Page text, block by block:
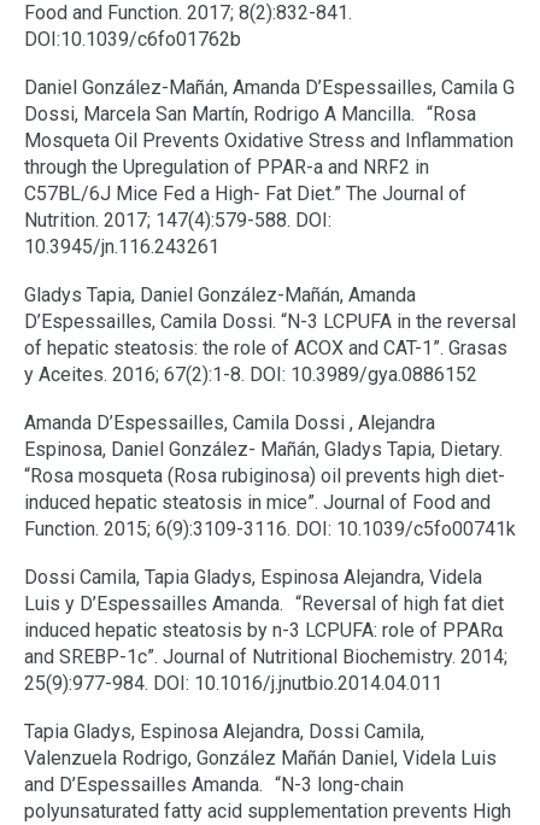
Food and Function. 2017; 8(2):832-841.
DOI:10.1039/c6fo01762b
Daniel González-Mañán, Amanda D’Espessailles, Camila G
Dossi, Marcela San Martín, Rodrigo A Mancilla. “Rosa
Mosqueta Oil Prevents Oxidative Stress and Inflammation
through the Upregulation of PPAR-a and NRF2 in
C57BL/6J Mice Fed a High- Fat Diet.” The Journal of
Nutrition. 2017; 147(4):579-588. DOI:
10.3945/jn.116.243261
Gladys Tapia, Daniel González-Mañán, Amanda
D’Espessailles, Camila Dossi. “N-3 LCPUFA in the reversal
of hepatic steatosis: the role of ACOX and CAT-1”. Grasas
y Aceites. 2016; 67(2):1-8. DOI: 10.3989/gya.0886152
Amanda D’Espessailles, Camila Dossi , Alejandra
Espinosa, Daniel González- Mañán, Gladys Tapia, Dietary.
“Rosa mosqueta (Rosa rubiginosa) oil prevents high diet-
induced hepatic steatosis in mice”. Journal of Food and
Function. 2015; 6(9):3109-3116. DOI: 10.1039/c5fo00741k
Dossi Camila, Tapia Gladys, Espinosa Alejandra, Videla
Luis y D’Espessailles Amanda. “Reversal of high fat diet
induced hepatic steatosis by n-3 LCPUFA: role of PPARα
and SREBP-1c”. Journal of Nutritional Biochemistry. 2014;
25(9):977-984. DOI: 10.1016/j.jnutbio.2014.04.011
Tapia Gladys, Espinosa Alejandra, Dossi Camila,
Valenzuela Rodrigo, González Mañán Daniel, Videla Luis
and D’Espessailles Amanda. “N-3 long-chain
polyunsaturated fatty acid supplementation prevents High